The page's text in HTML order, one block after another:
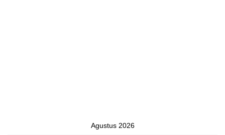
Agustus 2026